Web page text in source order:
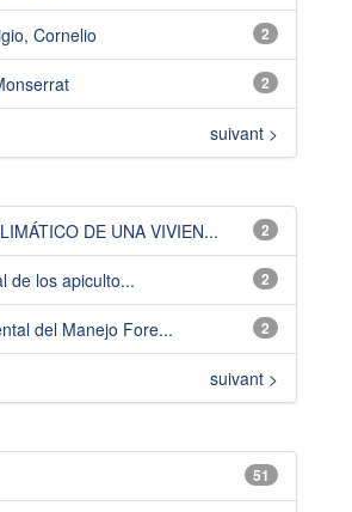
2
Cornelio
2
suivant >
2
DE UNA VIVIEN...
2
de los apiculto...
2
del Manejo Fore...
suivant >
51